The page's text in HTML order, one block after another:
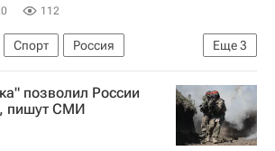
112
Еще3
Спорт
Россия
Серегина
позволил России
пишут СМИ